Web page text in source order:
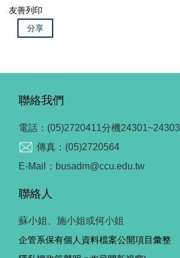
友善列印
分享
聯絡我們
電話：(05)2720411分機24301~24303
傳真：(05)2720564
E-Mail：busadm@ccu.edu.tw
聯絡人
蘇小姐、施小姐或何小姐
企管系保有個人資料檔案公開項目彙整